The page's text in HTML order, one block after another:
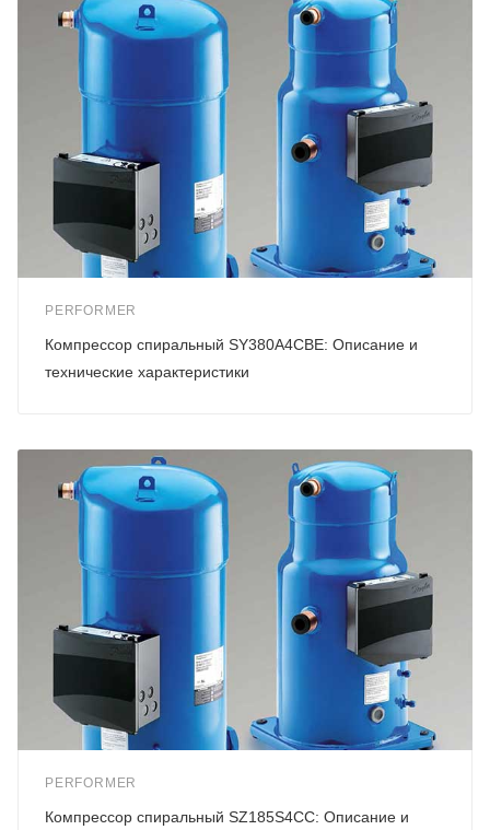
PERFORMER
Компрессор спиральный SY380A4CBE: Описание и
технические характеристики
PERFORMER
Компрессор спиральный SZ185S4CC: Описание и